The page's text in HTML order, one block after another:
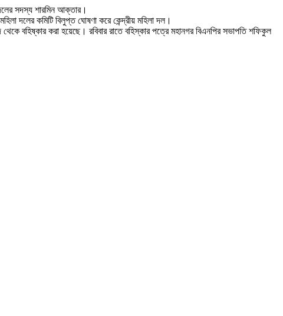
সদস্য শারমিন আক্তার।
দলের কমিটি বিলুপ্ত ঘোষণা করে কেন্দ্রীয় মহিলা দল।
বহিষ্কার করা হয়েছে। রবিবার রাতে বহিস্কার পত্রে মহানগর বিএনপির সভাপতি শফিকুল